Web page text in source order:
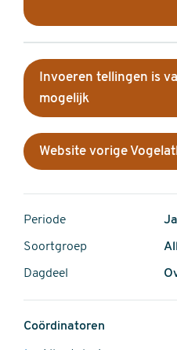
Invoeren tellingen is
mogelijk
Website vorige
Periode
Soortgroep
Dagdeel
Coördinatoren